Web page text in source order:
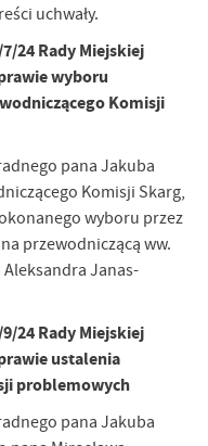
uchwały.
24 Rady Miejskiej
wyboru
Komisji
pana Jakuba
Komisji Skarg,
wyboru przez
przewodniczącą ww.
Janas-
24 Rady Miejskiej
ustalenia
problemowych
pana Jakuba